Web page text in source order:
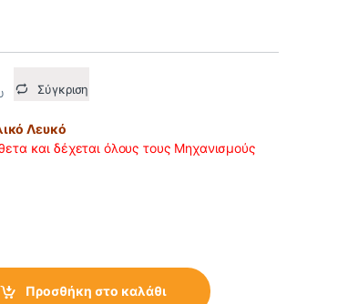
Σύγκριση
Λευκό
και δέχεται όλους τους Μηχανισμούς
Λευκό quantity
Προσθήκη στο καλάθι